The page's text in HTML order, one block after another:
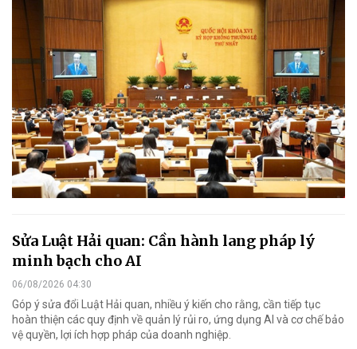
Sửa Luật Hải quan: Cần hành lang pháp lý
minh bạch cho AI
06/08/2026 04:30
Góp ý sửa đổi Luật Hải quan, nhiều ý kiến cho rằng, cần tiếp tục
hoàn thiện các quy định về quản lý rủi ro, ứng dụng AI và cơ chế bảo
vệ quyền, lợi ích hợp pháp của doanh nghiệp.